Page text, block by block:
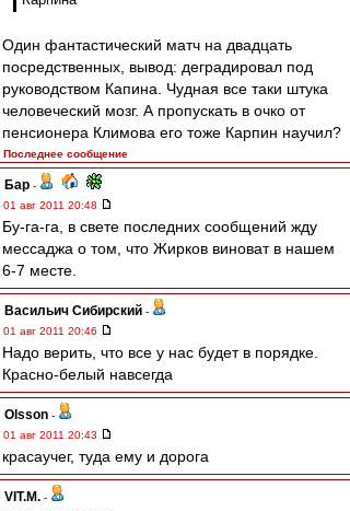
Один фантастический матч на двадцать
посредственных, вывод: деградировал под
руководством Капина. Чудная все таки штука
человеческий мозг. А пропускать в очко от
пенсионера Климова его тоже Карпин научил?
Последнее сообщение
Бар -
01 авг 2011 20:48
Бу-га-га, в свете последних сообщений жду
мессаджа о том, что Жирков виноват в нашем
6-7 месте.
Васильич Сибирский -
01 авг 2011 20:46
Надо верить, что все у нас будет в порядке.
Красно-белый навсегда
Olsson -
01 авг 2011 20:43
красаучег, туда ему и дорога
VIT.M. -